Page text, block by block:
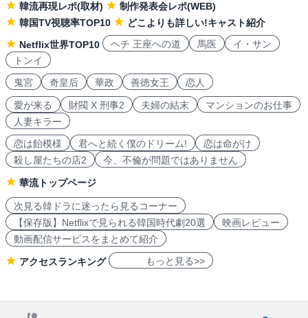
韓流再現レポ(取材)
制作発表会レポ(WEB)
韓国TV視聴率TOP10
どこよりも詳しい!キャスト紹介
Netflix世界TOP10
ヘチ 王座への道 馬医
イ・サン
トンイ
鬼宮
奇皇后 華政 善徳女王 恋人
愛が来る 財閥 X 刑事2 夫婦の結末
マンションのお仕事
人妻キラー
恋は飴模様
君へと続く僕のドリーム!
恋は命がけ
殺し屋たちの店2
今、不倫が問題ではありません
華流トップページ
次見る韓ドラに迷ったら見るコーナー
【保存版】Netflixで見られる韓国時代劇20選
映画レビュー
動画配信サービスをまとめて紹介
アクセスランキング もっと見る>>